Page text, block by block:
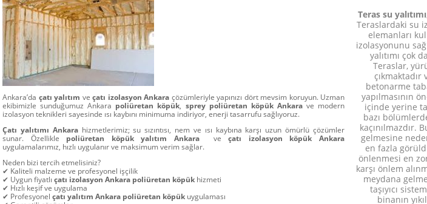
Ankara’da çatı yalıtım ve çatı izolasyon Ankara çözümleriyle yapınızı dört mevsim koruyun. Uzman
ekibimizle sunduğumuz Ankara poliüretan köpük, sprey poliüretan köpük Ankarave modern
izolasyon teknikleri sayesinde ısı kaybını minimuma indiriyor, enerji tasarrufu sağlıyoruz.
Çatı yalıtımı Ankarahizmetlerimiz; su sızıntısı, nem ve ısı kaybına karşı uzun ömürlü çözümler
sunar. Özellikle poliüretan köpük yalıtım Ankara veçatı izolasyon köpük Ankara
uygulamalarımız, hızlı uygulanır ve maksimum verim sağlar.
Neden bizi tercih etmelisiniz?
✔ Kaliteli malzeme ve profesyonel işçilik
✔ Uygun fiyatlı çatı izolasyon Ankara poliüretan köpük hizmeti
✔ Hızlı keşif ve uygulama
✔ Profesyonel çatı yalıtım Ankara poliüretan köpük uygulaması
Teras su yalıtımı
Teraslardaki su
elemanları
izolasyonunu
yalıtımı çok
Teraslar,
betonarme
yapılmasının
içinde yerine
bazı
kaçınılmazdır.
gelmesine
en fazla
önlenmesi en
karşı önlem
meydana
taşıyıcı
binanın